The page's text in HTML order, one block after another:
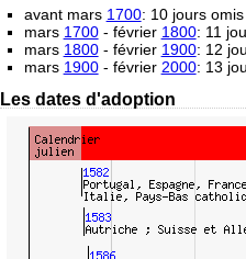
avant mars 1700: 10 jours
mars 1700- février 1800: 11
mars 1800- février 1900: 12
mars 1900- février 2000: 13
Les dates d'adoption